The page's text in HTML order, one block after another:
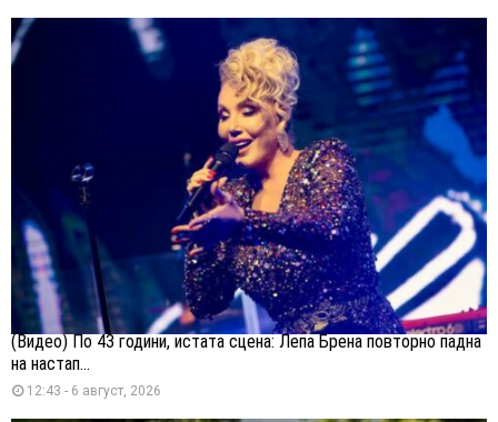
(Видео) По 43 години, истата сцена: Лепа Брена повторно падна
на настап...
12:43 - 6 август, 2026